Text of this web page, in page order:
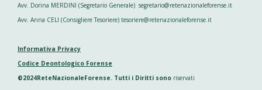
Avv. Dorina MERDINI (Segretario Generale) segretario@retenazionaleforense.it
Avv. Anna CELI (Consigliere Tesoriere) tesoriere@retenazionaleforense.it
Informativa Privacy
Codice Deontologico Forense
©2024ReteNazionaleForense. Tutti i Diritti sono riservati